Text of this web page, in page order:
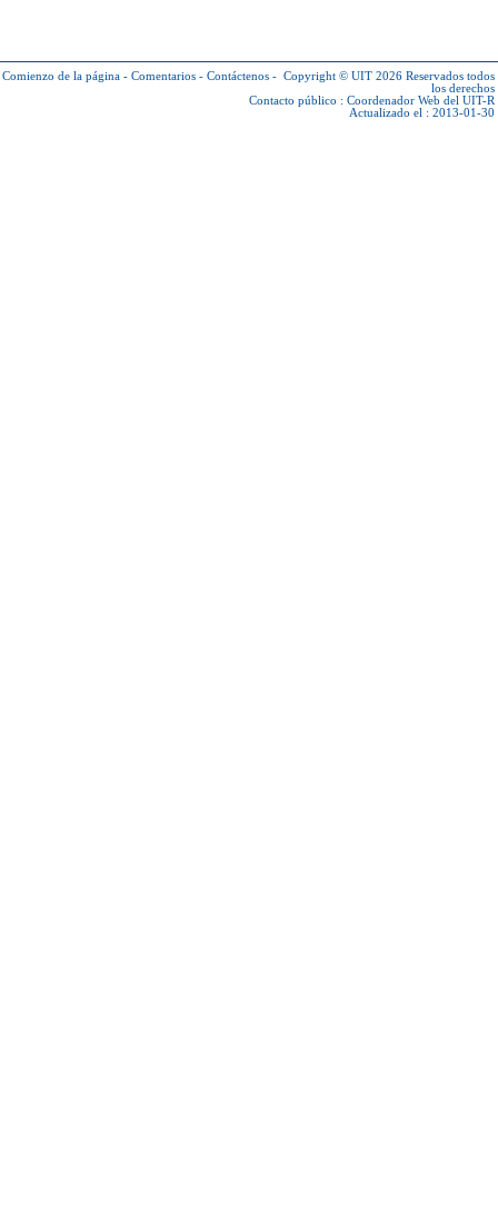
Comienzo de la página - Comentarios - Contáctenos - Copyright © UIT 2026 Reservados todos
los derechos
Contacto público : Coordenador Web del UIT-R
Actualizado el : 2013-01-30